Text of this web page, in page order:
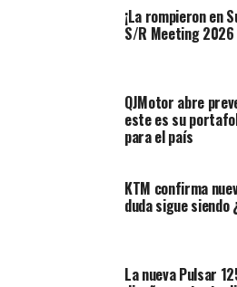
conserva fielmente las líneas de
general que la marca adelantó
¡La rompieron en
S/R Meeting 2026
QJMotor abre
este es su
para el país
KTM confirma
duda sigue
La nueva Pulsar